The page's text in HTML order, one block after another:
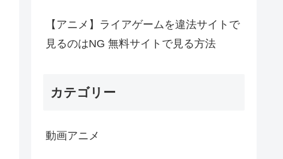
【アニメ】ライアゲームを違法サイトで
見るのはNG 無料サイトで見る方法
カテゴリー
動画アニメ